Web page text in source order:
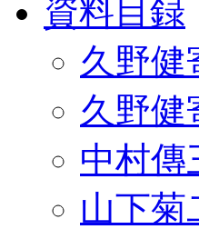
資料目録
久野健
久野健
中村傳
山下菊